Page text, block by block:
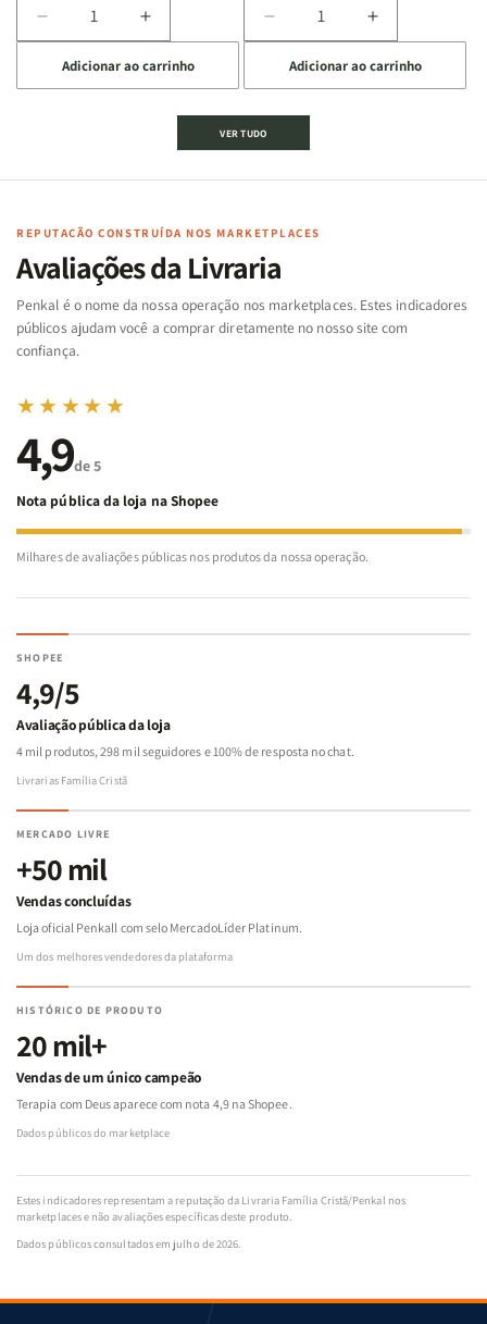
Diminuir
a
quantidade
de
Cartas
Famílias
Bíblia
-
Penkal
Aumentar
a
quantidade
de
Jogo
Cartas
Famílias
da
Bíblia
-
Penkal
Adicionar ao carrinho
Diminuir
a
quantidade
de
Jogo
|
de
Aumentar
a
quantidade
de
|
Adicionar ao carrinho
VER TUDO
REPUTAÇÃO CONSTRUÍDA NOS MARKETPLACES
Avaliações da Livraria
Penkal é o nome da nossa operação nos marketplaces. Estes indicadores
públicos ajudam você a comprar diretamente no nosso site com
confiança.
★★★★★
4,9de 5
Nota pública da loja na Shopee
Milhares de avaliações públicas nos produtos da nossa operação.
SHOPEE
4,9/5
Avaliação pública da loja
4 mil produtos, 298 mil seguidores e 100% de resposta no chat.
Livrarias Família Cristã
MERCADO LIVRE
+50 mil
Vendas concluídas
Loja oficial Penkall com selo MercadoLíder Platinum.
Um dos melhores vendedores da plataforma
HISTÓRICO DE PRODUTO
20 mil+
Vendas de um único campeão
Terapia com Deus aparece com nota 4,9 na Shopee.
Dados públicos do marketplace
Estes indicadores representam a reputação da Livraria Família Cristã/Penkal nos
marketplaces e não avaliações específicas deste produto.
Dados públicos consultados em julho de 2026.